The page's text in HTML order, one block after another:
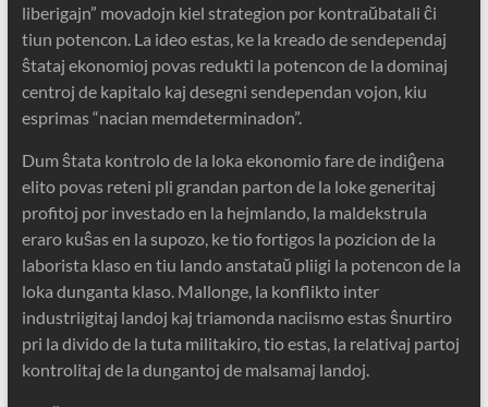
liberigajn” movadojn kiel strategion por kontraŭbatali ĉi
tiun potencon. La ideo estas, ke la kreado de sendependaj
ŝtataj ekonomioj povas redukti la potencon de la dominaj
centroj de kapitalo kaj desegni sendependan vojon, kiu
esprimas “nacian memdeterminadon”.
Dum ŝtata kontrolo de la loka ekonomio fare de indiĝena
elito povas reteni pli grandan parton de la loke generitaj
profitoj por investado en la hejmlando, la maldekstrula
eraro kuŝas en la supozo, ke tio fortigos la pozicion de la
laborista klaso en tiu lando anstataŭ pliigi la potencon de la
loka dunganta klaso. Mallonge, la konflikto inter
industriigitaj landoj kaj triamonda naciismo estas ŝnurtiro
pri la divido de la tuta militakiro, tio estas, la relativaj partoj
kontrolitaj de la dungantoj de malsamaj landoj.